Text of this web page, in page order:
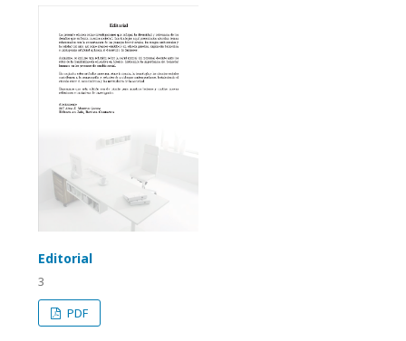
Editorial
3
PDF